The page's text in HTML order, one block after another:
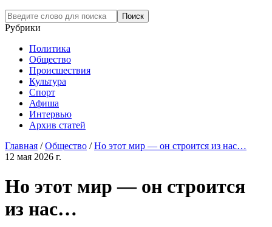
Рубрики
Политика
Общество
Проиcшествия
Культура
Спорт
Афиша
Интервью
Архив статей
Главная /Общество /Но этот мир — он строится из нас…
12 мая 2026 г.
Но этот мир — он строится
из нас…